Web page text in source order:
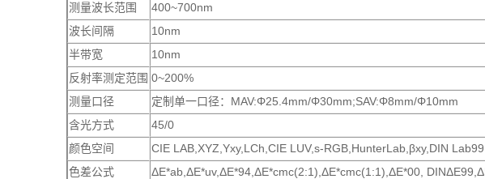
测量波长范围
400~700nm
波长间隔
10nm
半带宽
10nm
反射率测定范围 0~200%
测量口径
定制单一口径：MAV:Φ25.4mm/Φ30mm;SAV:Φ8mm/Φ10mm
含光方式
45/0
颜色空间
CIE LAB,XYZ,Yxy,LCh,CIE LUV,s-RGB,HunterLab,βxy,DIN
色差公式
ΔE*ab,ΔE*uv,ΔE*94,ΔE*cmc(2:1),ΔE*cmc(1:1),ΔE*00,